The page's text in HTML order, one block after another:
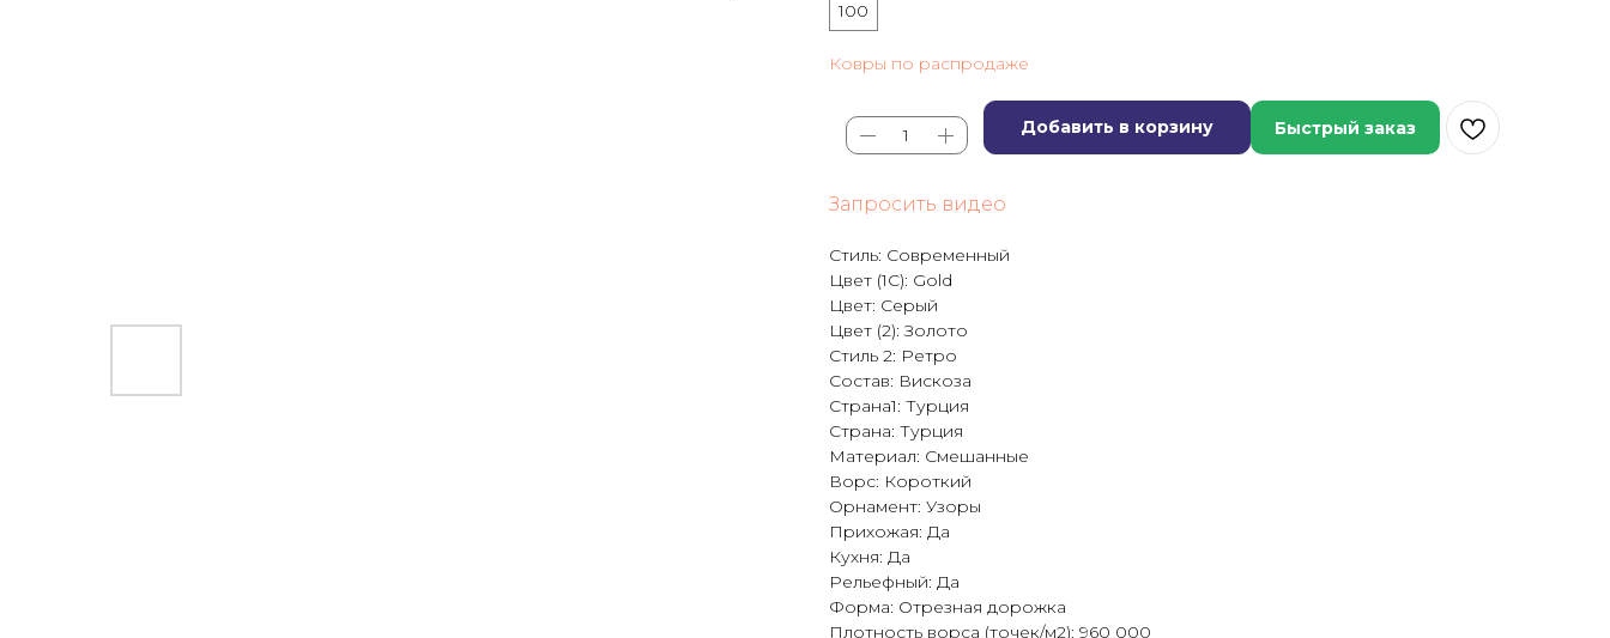
100
Ковры по распродаже
Добавить в корзину Быстрый заказ
Запросить видео
Стиль: Современный
Цвет (1C): Gold
Цвет: Серый
Цвет (2): Золото
Стиль 2: Ретро
Состав: Вискоза
Страна1: Турция
Страна: Турция
Материал: Смешанные
Ворс: Короткий
Орнамент: Узоры
Прихожая: Да
Кухня: Да
Рельефный: Да
Форма: Отрезная дорожка
Плотность ворса (точек/м2): 960 000